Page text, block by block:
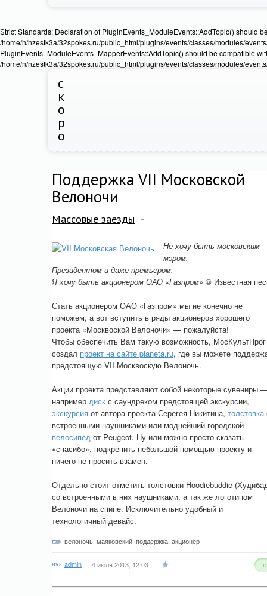
Strict Standards: Declaration of PluginEvents_ModuleEvents::AddTopic() should
/home/n/nzestk3a/32spokes.ru/public_html/plugins/events/classes/modules/
PluginEvents_ModuleEvents_MapperEvents::AddTopic() should be compatible
/home/n/nzestk3a/32spokes.ru/public_html/plugins/events/classes/modules/
с
к
о
р
о
Поддержка VII Московской
Велоночи
Массовые заезды
Не хочу быть московским
мэром,
Президентом и даже премьером,
Я хочу быть акционером ОАО «Газпром» © Известная
Стать акционером ОАО «Газпром» мы не конечно не
поможем, а вот вступить в ряды акционеров хорошего
проекта «Москвоской Велоночи» — пожалуйста!
Чтобы обеспечить Вам такую возможность, МосКультПрог
создал проект на сайте planeta.ru, где вы можете
предстоящую VII Москвоскую Велоночь.
Акции проекта представляют собой некоторые сувениры
например диск с саундреком предстоящей экскурсии,
экскурсия от автора проекта Серегея Никитина, толстовка
встроенными наушниками или моднейший городской
велосипед от Peugeot. Ну или можно просто сказать
«спасибо», подкрепить небольшой помощью проекту и
ничего не просить взамен.
Отдельно стоит отметить толстовки Hoodiebuddie
со встроенными в них наушниками, а так же логотипом
Велоночи на спипе. Исключительно удобный и
технологичный девайс.
велоночь маяковский поддержка акционер
admin 4 июля 2013, 12:03